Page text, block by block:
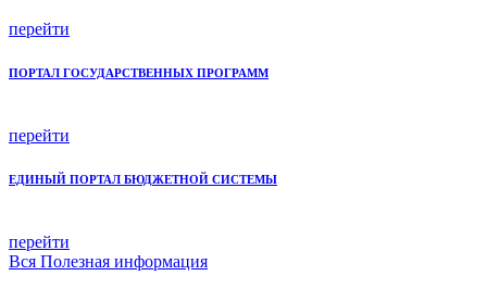
перейти
ПОРТАЛ ГОСУДАРСТВЕННЫХ ПРОГРАММ
перейти
ЕДИНЫЙ ПОРТАЛ БЮДЖЕТНОЙ СИСТЕМЫ
перейти
Вся Полезная информация